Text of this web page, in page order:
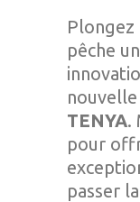
Plongez
pêche
TENYA.
pour
passer